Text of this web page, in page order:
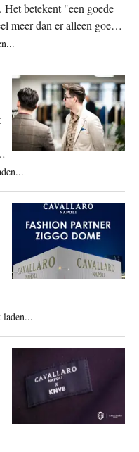
betekent "een goede
meer dan er alleen goed
het integriteit en het
voor mensen, dieren en
laden...